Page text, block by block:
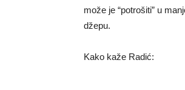
može je “potrošiti” u
džepu.
Kako kaže Radić: